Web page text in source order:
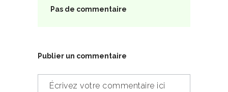
Pas de commentaire
Publier un commentaire